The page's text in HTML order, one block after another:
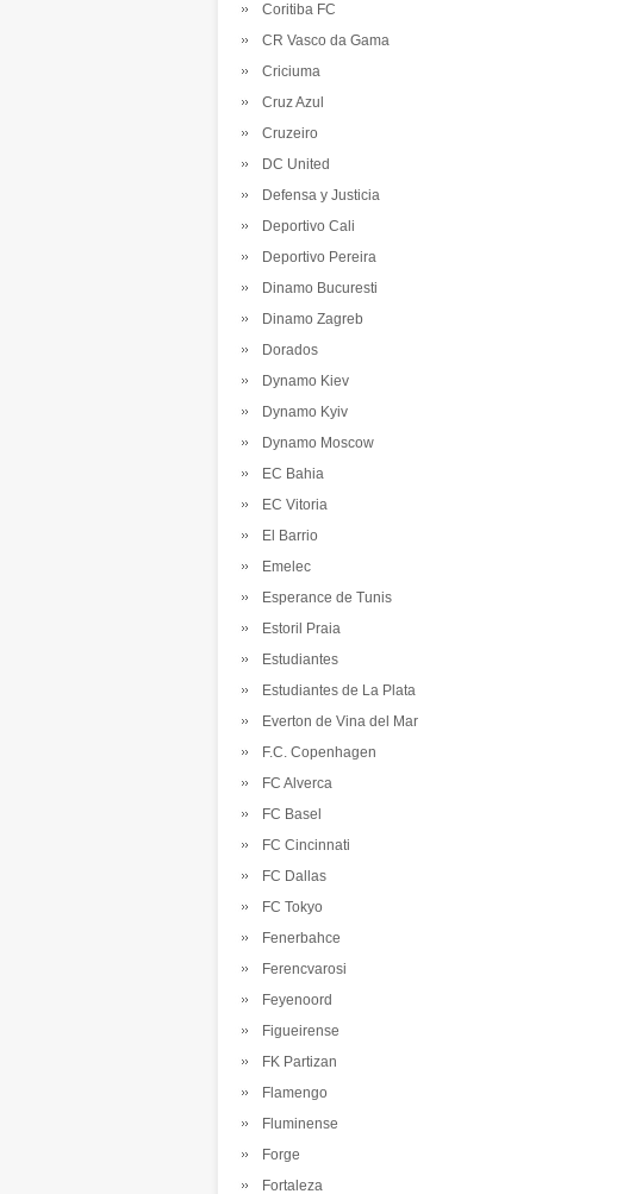
Coritiba FC
CR Vasco da Gama
Criciuma
Cruz Azul
Cruzeiro
DC United
Defensa y Justicia
Deportivo Cali
Deportivo Pereira
Dinamo Bucuresti
Dinamo Zagreb
Dorados
Dynamo Kiev
Dynamo Kyiv
Dynamo Moscow
EC Bahia
EC Vitoria
El Barrio
Emelec
Esperance de Tunis
Estoril Praia
Estudiantes
Estudiantes de La Plata
Everton de Vina del Mar
F.C. Copenhagen
FC Alverca
FC Basel
FC Cincinnati
FC Dallas
FC Tokyo
Fenerbahce
Ferencvarosi
Feyenoord
Figueirense
FK Partizan
Flamengo
Fluminense
Forge
Fortaleza